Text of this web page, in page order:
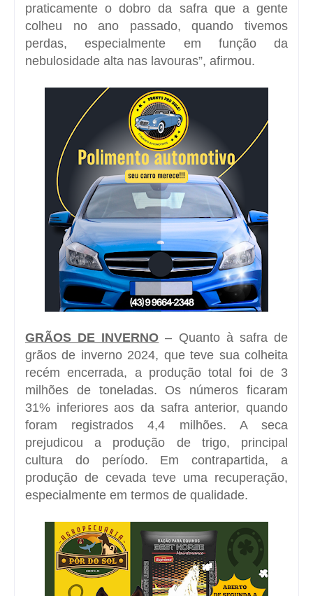
praticamente o dobro da safra que a gente
colheu no ano passado, quando tivemos
perdas, especialmente em função da
nebulosidade alta nas lavouras”, afirmou.
GRÃOS DE INVERNO – Quanto à safra de
grãos de inverno 2024, que teve sua colheita
recém encerrada, a produção total foi de 3
milhões de toneladas. Os números ficaram
31% inferiores aos da safra anterior, quando
foram registrados 4,4 milhões. A seca
prejudicou a produção de trigo, principal
cultura do período. Em contrapartida, a
produção de cevada teve uma recuperação,
especialmente em termos de qualidade.